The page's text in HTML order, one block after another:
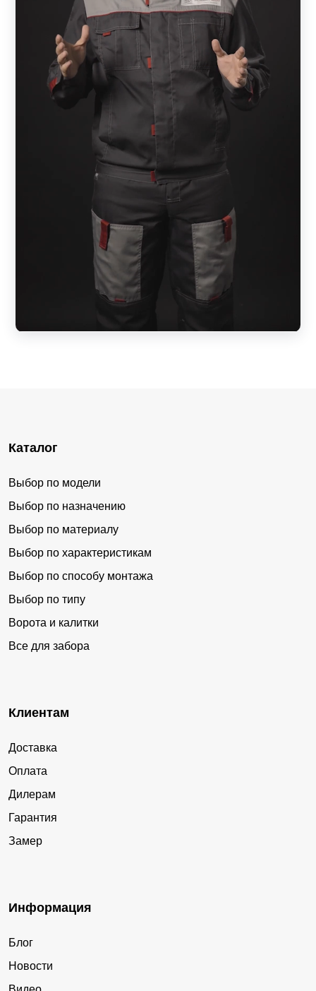
Каталог
Выбор по модели
Выбор по назначению
Выбор по материалу
Выбор по характеристикам
Выбор по способу монтажа
Выбор по типу
Ворота и калитки
Все для забора
Клиентам
Доставка
Оплата
Дилерам
Гарантия
Замер
Информация
Блог
Новости